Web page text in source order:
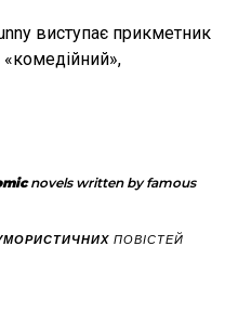
виступає прикметник
«комедійний»,
novels written by famous
ПОВІСТЕЙ